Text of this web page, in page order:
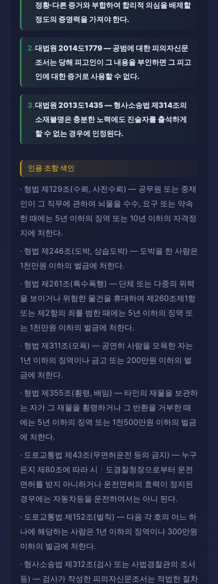
정황·다른 증거와 부합하여 합리적 의심을 배제할
정도의 증명력을 가져야 한다.
2.대법원 2014도1779 — 공범에 대한 피의자신문
조서는 당해 피고인이 그 내용을 부인하면 그 피고
인에 대한 증거로 사용할 수 없다.
3.대법원 2013도1435 — 형사소송법 제314조의
소재불명은 충분한 노력에도 진술자를 출석하게
할 수 없는 경우에 인정된다.
인용 조항 색인
· 형법 제129조(수뢰, 사전수뢰) — 공무원 또는 중재
인이 그 직무에 관하여 뇌물을 수수, 요구 또는 약속
한 때에는 5년 이하의 징역 또는 10년 이하의 자격정
지에 처한다.
· 형법 제246조(도박, 상습도박) — 도박을 한 사람은
1천만원 이하의 벌금에 처한다.
· 형법 제261조(특수폭행) — 단체 또는 다중의 위력
을 보이거나 위험한 물건을 휴대하여 제260조제1항
또는 제2항의 죄를 범한 때에는 5년 이하의 징역 또
는 1천만원 이하의 벌금에 처한다.
· 형법 제311조(모욕) — 공연히 사람을 모욕한 자는
1년 이하의 징역이나 금고 또는 200만원 이하의 벌
금에 처한다.
· 형법 제355조(횡령, 배임) — 타인의 재물을 보관하
는 자가 그 재물을 횡령하거나 그 반환을 거부한 때
에는 5년 이하의 징역 또는 1천500만원 이하의 벌금
에 처한다.
· 도로교통법 제43조(무면허운전 등의 금지) — 누구
든지 제80조에 따라 시ㆍ도경찰청장으로부터 운전
면허를 받지 아니하거나 운전면허의 효력이 정지된
경우에는 자동차등을 운전하여서는 아니 된다.
· 도로교통법 제152조(벌칙) — 다음 각 호의 어느 하
나에 해당하는 사람은 1년 이하의 징역이나 300만원
이하의 벌금에 처한다.
· 형사소송법 제312조(검사 또는 사법경찰관의 조서
등) — 검사가 작성한 피의자신문조서는 적법한 절차